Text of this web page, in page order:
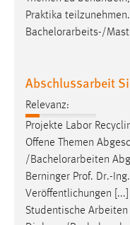
Praktika
Bachelorarbeits-/
Abschlussarbeit
Relevanz:
Projekte Labor
Offene Themen
/Bachelorarbeiten
Berninger Prof. Dr.-
Veröffentlichungen
Studentische Arbeiten